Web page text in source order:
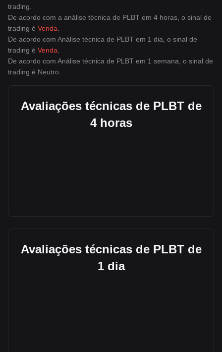
trading.
De acordo com a análise técnica de PLBT em 4 horas, o sinal de
trading é Venda
De acordo com Análise técnica de PLBT em 1 dia, o sinal de
trading é Venda
De acordo com Análise técnica de PLBT em 1 semana, o sinal de
trading é Neutro
Avaliações técnicas de PLBT de
4 horas
Avaliações técnicas de PLBT de
1 dia